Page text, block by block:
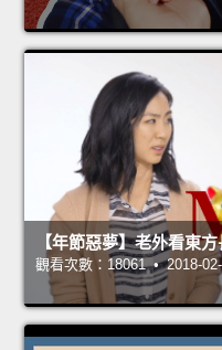
【年節惡夢】老外看東
觀看次數：18061 • 2018-